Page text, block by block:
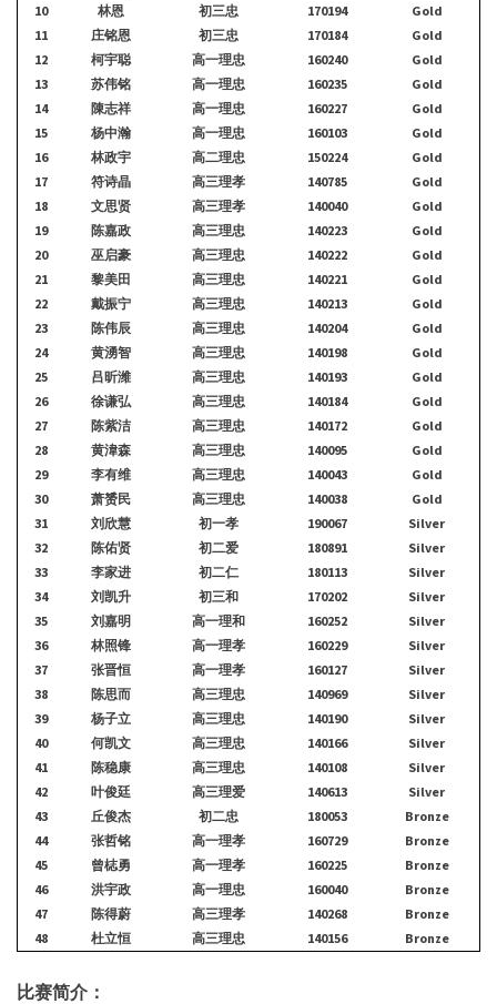
10
林恩 初三忠 170194
Gold
11
庄铭恩 初三忠 170184
Gold
12
柯宇聪 高一理忠 160240
Gold
13
苏伟铭 高一理忠 160235
Gold
14
陳志祥 高一理忠 160227
Gold
15
杨中瀚 高一理忠 160103
Gold
16
林政宇 高二理忠 150224
Gold
17
符诗晶 高三理孝 140785
Gold
18
文思贤 高三理孝 140040
Gold
19
陈嘉政 高三理忠 140223
Gold
20
巫启豪 高三理忠 140222
Gold
21
黎美田 高三理忠 140221
Gold
22
戴振宁 高三理忠 140213
Gold
23
陈伟辰 高三理忠 140204
Gold
24
黄湧智 高三理忠 140198
Gold
25
吕昕潍 高三理忠 140193
Gold
26
徐谦弘 高三理忠 140184
Gold
27
陈紫洁 高三理忠 140172
Gold
28
黄湋森 高三理忠 140095
Gold
29
李有维 高三理忠 140043
Gold
30
萧赟民 高三理忠 140038
Gold
31
刘欣慧 初一孝 190067
Silver
32
陈佑贤 初二爱 180891
Silver
33
李家进 初二仁 180113
Silver
34
刘凯升 初三和 170202
Silver
35
刘嘉明 高一理和 160252
Silver
36
林照锋 高一理孝 160229
Silver
37
张晋恒 高一理孝 160127
Silver
38
陈思而 高三理忠 140969
Silver
39
杨子立 高三理忠 140190
Silver
40
何凯文 高三理忠 140166
Silver
41
陈稳康 高三理忠 140108
Silver
42
叶俊廷 高三理爱 140613
Silver
43
丘俊杰 初二忠 180053
Bronze
44
张哲铭 高一理孝 160729
Bronze
45
曾梽勇 高一理孝 160225
Bronze
46
洪宇政 高一理忠 160040
Bronze
47
陈得蔚 高三理孝 140268
Bronze
48
杜立恒 高三理忠 140156 Bronze
比赛简介：